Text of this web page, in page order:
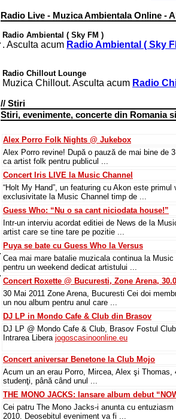
Radio Live - Muzica Ambientala Online -
Radio Ambiental ( Sky FM )
. Asculta acum Radio Ambiental ( Sky
Radio Chillout Lounge
Muzica Chillout. Asculta acum Radio
// Stiri
Stiri, evenimente, concerte din Romania
Alex Porro Folk Nights @ Jukebox
Alex Porro revine! După o pauză de mai bine de
ca artist folk pentru publicul ...
Concert Iris LIVE la Music Channel
“Holt My Hand”, un featuring cu Akon este
exclusivitate la Music Channel timp de ...
Guess Who: “Nu o sa cant niciodata house!”
Intr-un interviu acordat editiei de News de la
artist care se tine tare pe pozitie ...
Puya se bate cu Guess Who la Versus
Cea mai mare batalie muzicala continua la
pentru un weekend dedicat artistului ...
Concert Roxette @ Bucuresti, Zone Arena,
30 Mai 2011 Zone Arena, Bucuresti Cei doi
un nou album pentru anul care ...
DJ LP in Mondo Cafe & Club din Brasov
DJ LP @ Mondo Cafe & Club, Brasov Fostul
Intrarea Libera jogoscasinoonline.eu
Concert aniversar Benetone la Club Mojo
Acum un an erau Porro, Mircea, Alex şi
studenţi, până când unul ...
THE MONO JACKS: lansare album debut
Cei patru The Mono Jacks-i anunta cu entuziasm
2010. Deosebitul eveniment va fi ...